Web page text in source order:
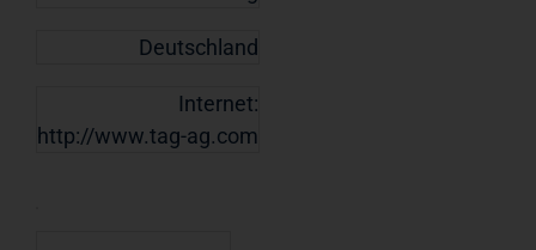
Deutschland
Internet:
http://www.tag-ag.com